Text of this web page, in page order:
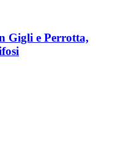
Gigli e Perrotta,